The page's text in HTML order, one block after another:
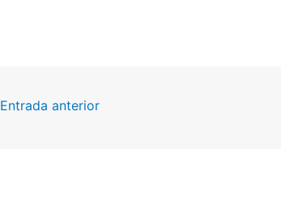
Entrada anterior